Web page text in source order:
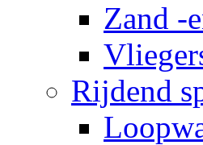
Zand -
Rijdend